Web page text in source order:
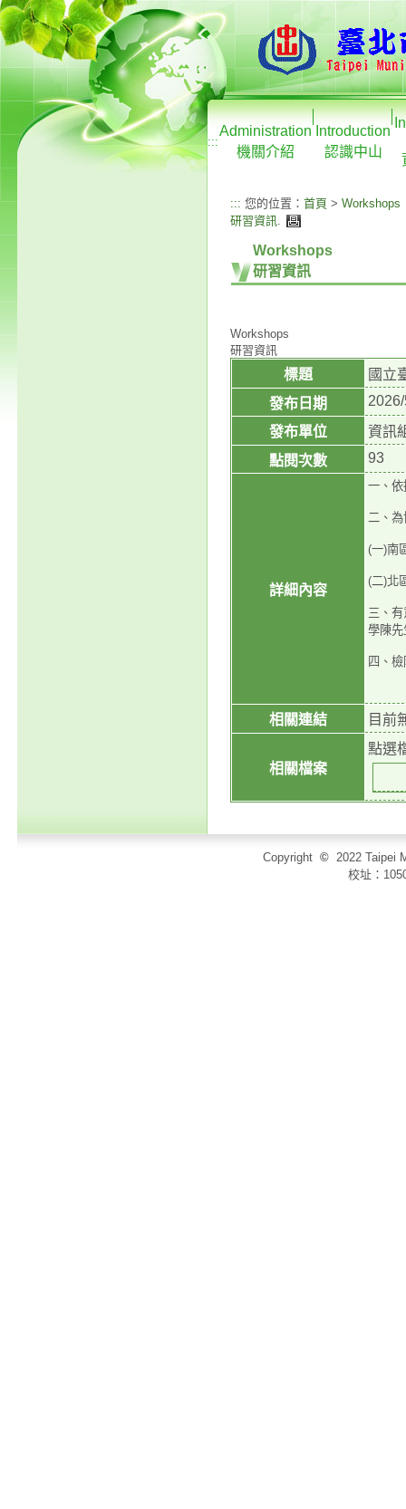
:::
Administration
機關介紹
Introduction
認識中山
::: 您的位置： 首頁 > Workshops
研習資訊.
Workshops
研習資訊
Workshops
研習資訊
標題
國立
發布日期
發布單位
資訊
點閱次數
93
詳細內容
一、依
二、
(一)南
(二)北
三、
學陳先
四、
相關連結 目前
相關檔案
點選
Copyright © 2022 Taipei
校址：